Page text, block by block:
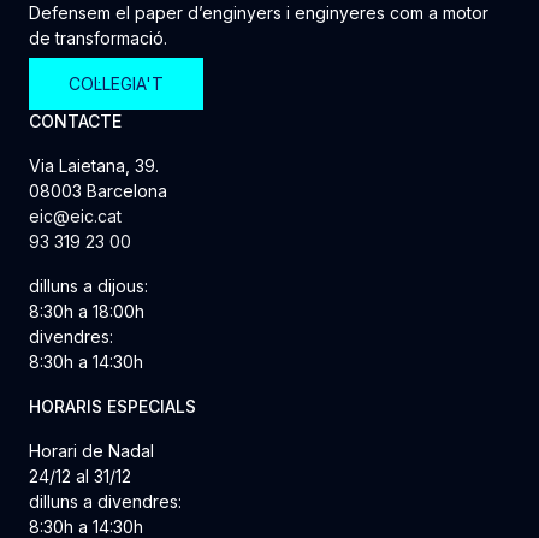
Defensem el paper d’enginyers i enginyeres com a motor
de transformació.
COL·LEGIA'T
CONTACTE
Via Laietana, 39.
08003 Barcelona
eic@eic.cat
93 319 23 00
dilluns a dijous:
8:30h a 18:00h
divendres:
8:30h a 14:30h
HORARIS ESPECIALS
Horari de Nadal
24/12 al 31/12
dilluns a divendres:
8:30h a 14:30h